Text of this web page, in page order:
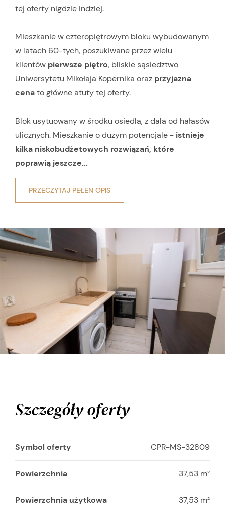
tej oferty nigdzie indziej.
Mieszkanie w czteropiętrowym bloku wybudowanym
w latach 60-tych, poszukiwane przez wielu
klientów pierwsze piętro, bliskie sąsiedztwo
Uniwersytetu Mikołaja Kopernika oraz przyjazna
cenato główne atuty tej oferty.
Blok usytuowany w środku osiedla, z dala od hałasów
ulicznych. Mieszkanie o dużym potencjale - istnieje
kilka niskobudżetowych rozwiązań, które
poprawią jeszcze...
PRZECZYTAJ PEŁEN OPIS
Szczegóły oferty
Symbol oferty CPR-MS-32809
Powierzchnia 37,53 m²
Powierzchnia użytkowa 37,53 m²